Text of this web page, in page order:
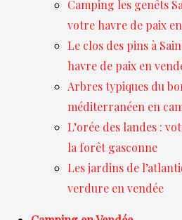
Camping les genêts
votre havre de paix
Le clos des pins à
havre de paix en
Arbres typiques du
méditerranéen en
L’orée des landes :
la forêt gasconne
Les jardins de
verdure en vendée